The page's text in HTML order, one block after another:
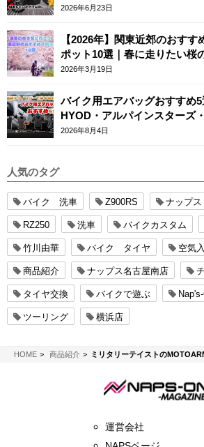
2026年6月23日
【2026年】関東近郊のおす
ポット10選｜春に走りたい桜
2026年3月19日
バイク用エアバッグおすすめ5
HYOD・アルパインスターズ
2026年8月4日
人気のタグ
バイク 洗車 Z900RS ナップス
RZ250 洗車 バイクカスタム
竹川由華 バイク タイヤ 空気
商品紹介 ナップス名古屋南店
タイヤ交換 バイクで遊ぶ
ツーリング 横浜店
HOMENAPS-ON マガジン
商品紹介 ミリタリーテイストのMOTOARMY(モトアーミー)より
運営会社